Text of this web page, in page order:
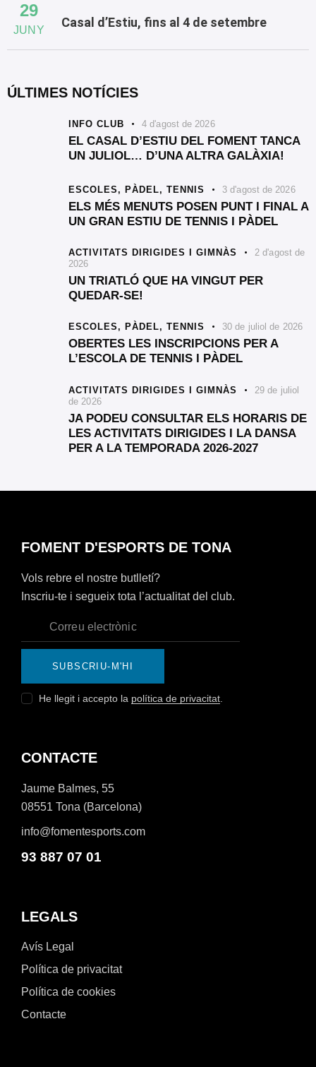
29
JUNY
Casal d’Estiu, fins al 4 de setembre
ÚLTIMES NOTÍCIES
INFO CLUB 4 d'agost de 2026
EL CASAL D’ESTIU DEL FOMENT TANCA
UN JULIOL… D’UNA ALTRA GALÀXIA!
ESCOLES, PÀDEL, TENNIS 3 d'agost de 2026
ELS MÉS MENUTS POSEN PUNT I FINAL A
UN GRAN ESTIU DE TENNIS I PÀDEL
ACTIVITATS DIRIGIDES I GIMNÀS
2 d'agost de
2026
UN TRIATLÓ QUE HA VINGUT PER
QUEDAR-SE!
ESCOLES, PÀDEL, TENNIS 30 de juliol de 2026
OBERTES LES INSCRIPCIONS PER A
L’ESCOLA DE TENNIS I PÀDEL
ACTIVITATS DIRIGIDES I GIMNÀS
29 de juliol
de 2026
JA PODEU CONSULTAR ELS HORARIS DE
LES ACTIVITATS DIRIGIDES I LA DANSA
PER A LA TEMPORADA 2026-2027
FOMENT D'ESPORTS DE TONA
Vols rebre el nostre butlletí?
Inscriu-te i segueix tota l’actualitat del club.
SUBSCRIU-M'HI
He llegit i accepto la política de privacitat
CONTACTE
Jaume Balmes, 55
08551 Tona (Barcelona)
info@fomentesports.com
93 887 07 01
LEGALS
Avís Legal
Política de privacitat
Política de cookies
Contacte